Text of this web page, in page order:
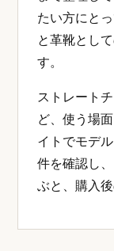
たい方にと
と革靴とし
す。
ストレート
ど、使う場
イトでモデ
件を確認し
ぶと、購入